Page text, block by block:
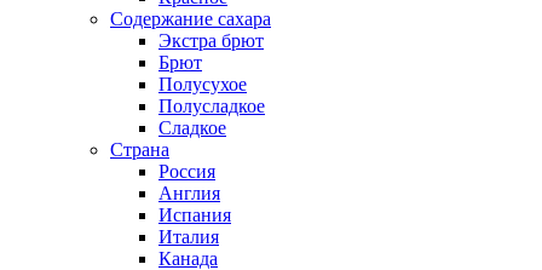
Содержание сахара
Экстра брют
Брют
Полусухое
Полусладкое
Сладкое
Страна
Россия
Англия
Испания
Италия
Канада